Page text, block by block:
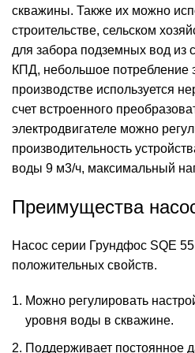
скважины. Также их можно
строительстве, сельском
для забора подземных вод из
КПД, небольшое потребление
производстве используется
счет встроенного
электродвигателе можно
производительность
воды 9 м3/ч, максимальный
Преимущества
Насос серии Грундфос SQE
положительных свойств.
Можно регулировать
уровня воды в скважине.
Поддерживает постоянное